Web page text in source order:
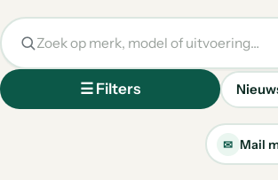
☰ Filters
✉ Mail